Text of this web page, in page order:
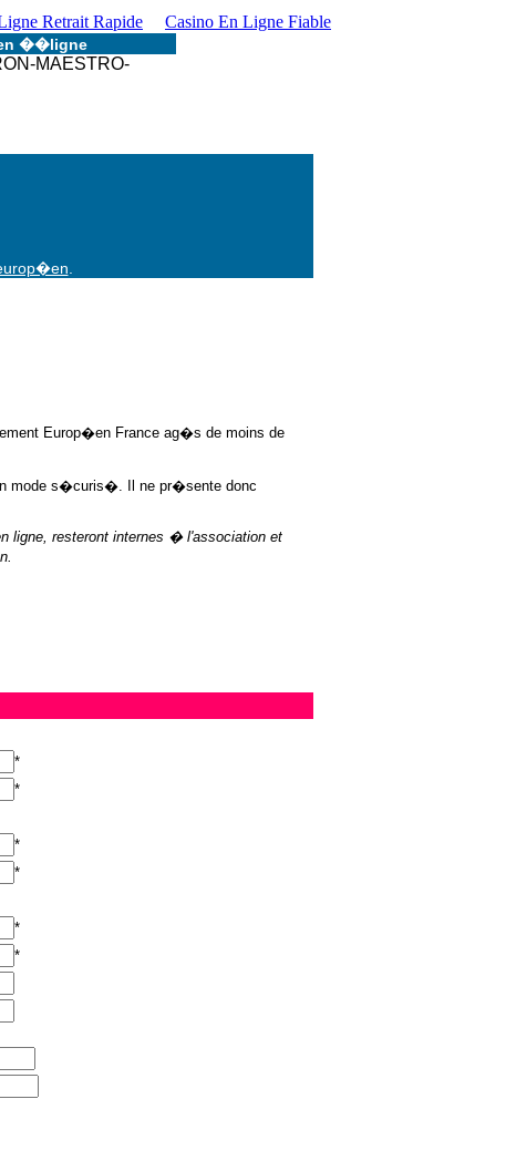
Retrait Rapide Casino En Ligne Fiable
��ligne
Europ�en France ag�s de moins de
mode s�curis�. Il ne pr�sente donc
ligne, resteront internes � l'association et
*
*
*
*
*
*